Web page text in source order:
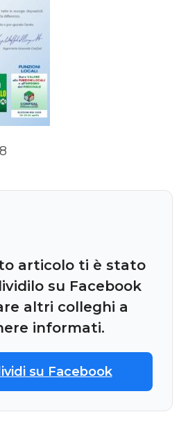
articolo ti è stato
su Facebook
altri colleghi a
informati.
su Facebook